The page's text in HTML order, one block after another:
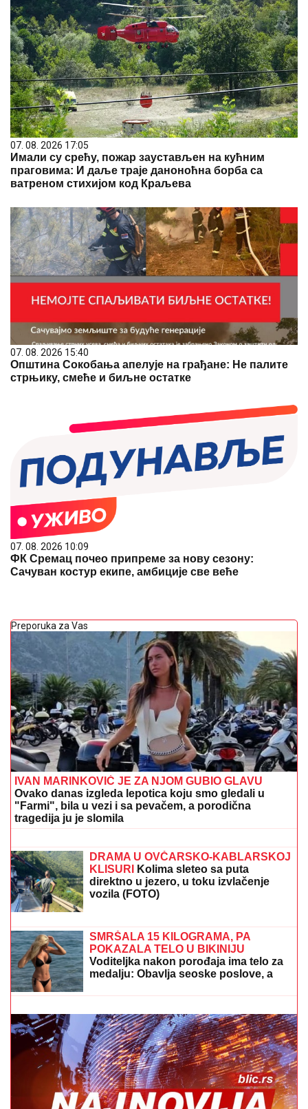
07. 08. 2026 17:05
Имали су срећу, пожар заустављен на кућним
праговима: И даље траје даноноћна борба са
ватреном стихијом код Краљева
07. 08. 2026 15:40
Општина Сокобања апелује на грађане: Не палите
стрњику, смеће и биљне остатке
07. 08. 2026 10:09
ФК Сремац почео припреме за нову сезону:
Сачуван костур екипе, амбиције све веће
Preporuka za Vas
IVAN MARINKOVIĆ JE ZA NJOM GUBIO GLAVU
Ovako danas izgleda lepotica koju smo gledali u
"Farmi", bila u vezi i sa pevačem, a porodična
tragedija ju je slomila
OCEM, a sada ga PRIMILA U STAN i
sve mu je bliža: SNIMAK STANIJE I
BIVŠEG CIMERA USIJAO MREŽE!
(VIDEO)
direktno u jezero, u toku izvlačenje
vozila (FOTO)